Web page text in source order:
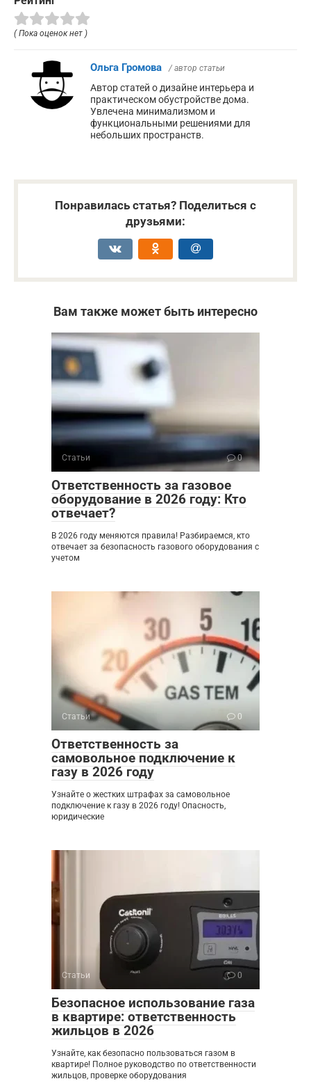
( Пока оценок нет )
Ольга Громова / автор статьи
Автор статей о дизайне интерьера и
практическом обустройстве дома.
Увлечена минимализмом и
функциональными решениями для
небольших пространств.
Понравилась статья? Поделиться с
друзьями:
Вам также может быть интересно
Статьи 0
Ответственность за газовое
оборудование в 2026 году: Кто
отвечает?
В 2026 году меняются правила! Разбираемся, кто
отвечает за безопасность газового оборудования с
учетом
Статьи 0
Ответственность за
самовольное подключение к
газу в 2026 году
Узнайте о жестких штрафах за самовольное
подключение к газу в 2026 году! Опасность,
юридические
Статьи 0
Безопасное использование газа
в квартире: ответственность
жильцов в 2026
Узнайте, как безопасно пользоваться газом в
квартире! Полное руководство по ответственности
жильцов, проверке оборудования